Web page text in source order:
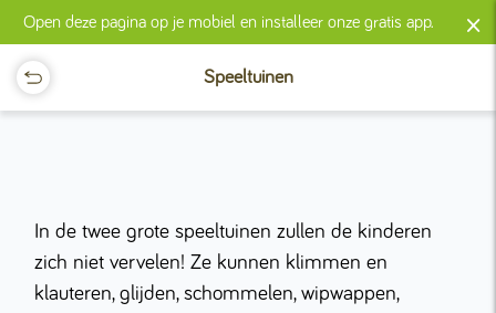
Open deze pagina op je mobiel en installeer onze gratis app. ×
Speeltuinen
In de twee grote speeltuinen zullen de kinderen
zich niet vervelen! Ze kunnen klimmen en
klauteren, glijden, schommelen, wipwappen,